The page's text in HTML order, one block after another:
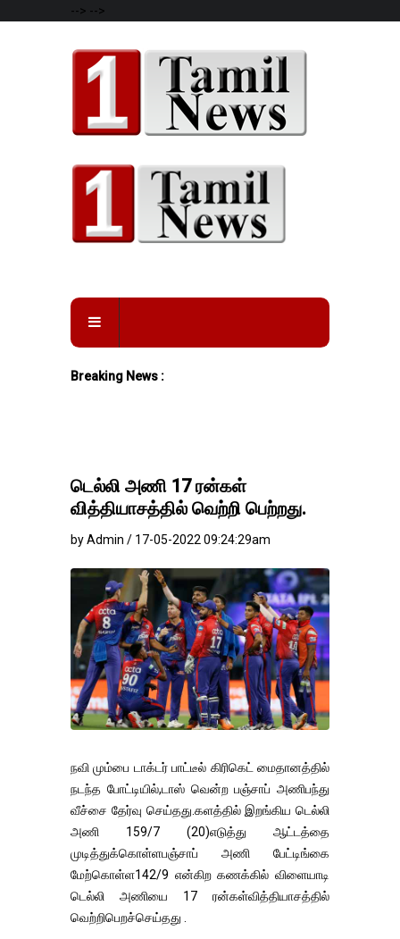
--> -->
Breaking News :
டெல்லி அணி 17 ரன்கள்
வித்தியாசத்தில் வெற்றி பெற்றது.
by Admin / 17-05-2022 09:24:29am
நவி மும்பை டாக்டர் பாட்டீல் கிரிகெட் மைதானத்தில்
நடந்த போட்டியில்,டாஸ் வென்ற பஞ்சாப் அணிபந்து
வீச்சை தேர்வு செய்தது.களத்தில் இறங்கிய டெல்லி
அணி 159/7 (20)எடுத்து ஆட்டத்தை
முடித்துக்கொள்ளபஞ்சாப் அணி பேட்டிங்கை
மேற்கொள்ள142/9 என்கிற கணக்கில் விளையாடி
டெல்லி அணியை 17 ரன்கள்வித்தியாசத்தில்
வெற்றிபெறச்செய்தது .